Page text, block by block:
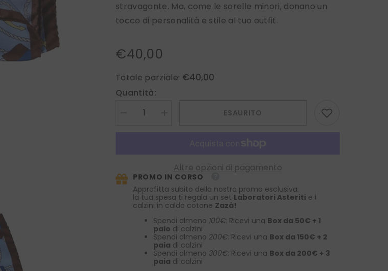
stravagante. Ma, come le sorelle minori, donano un
tocco di personalità e stile al tuo outfit.
€40,00
Totale parziale: €40,00
Quantità:
Diminuire
STILL
in
pura
seta
stampata
STILL
pura
seta
stampata
ESAURITO
Altre opzioni di pagamento
PROMO IN CORSO
Approfitta subito della nostra promo esclusiva:
la tua spesa ti regala un set Laboratori Asteriti e i
calzini in caldo cotone Zazà!
Spendi almeno 100€: Ricevi una Box da 50€ + 1
paio di calzini
Spendi almeno200€: Ricevi una Box da 150€ + 2
paia di calzini
Spendi almeno 300€: Ricevi una Box da 200€ + 3
paia di calzini